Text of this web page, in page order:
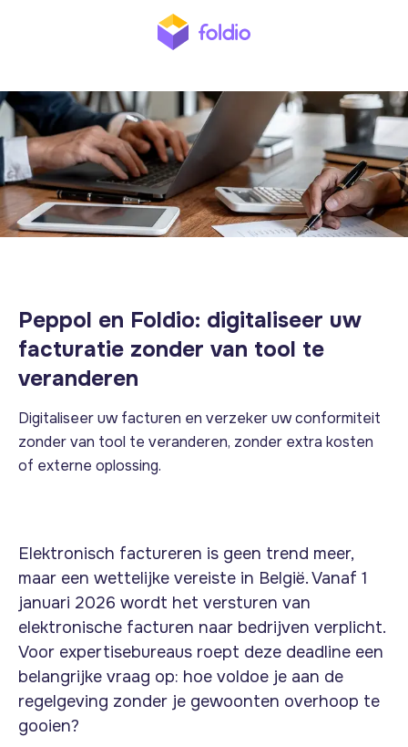
Peppol en Foldio: digitaliseer uw
facturatie zonder van tool te
veranderen
Digitaliseer uw facturen en verzeker uw conformiteit
zonder van tool te veranderen, zonder extra kosten
of externe oplossing.
Elektronisch factureren is geen trend meer,
maar een wettelijke vereiste in België. Vanaf 1
januari 2026 wordt het versturen van
elektronische facturen naar bedrijven verplicht.
Voor expertisebureaus roept deze deadline een
belangrijke vraag op: hoe voldoe je aan de
regelgeving zonder je gewoonten overhoop te
gooien?